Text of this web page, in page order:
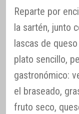
Reparte por
la sartén, junto
lascas de
plato sencillo,
gastronómico:
el braseado,
fruto seco,